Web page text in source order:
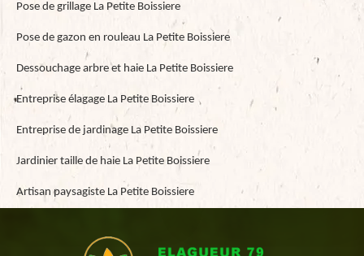
Pose de grillage La Petite Boissiere
Pose de gazon en rouleau La Petite Boissiere
Dessouchage arbre et haie La Petite Boissiere
Entreprise élagage La Petite Boissiere
Entreprise de jardinage La Petite Boissiere
Jardinier taille de haie La Petite Boissiere
Artisan paysagiste La Petite Boissiere